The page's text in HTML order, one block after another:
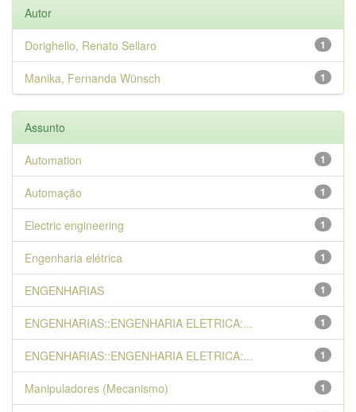
Autor
1
Dorighello, Renato Sellaro
1
Manika, Fernanda Wünsch
Assunto
1
Automation
1
Automação
1
Electric engineering
1
Engenharia elétrica
1
ENGENHARIAS
1
ENGENHARIAS::ENGENHARIA ELETRICA:...
1
ENGENHARIAS::ENGENHARIA ELETRICA:...
1
Manipuladores (Mecanismo)